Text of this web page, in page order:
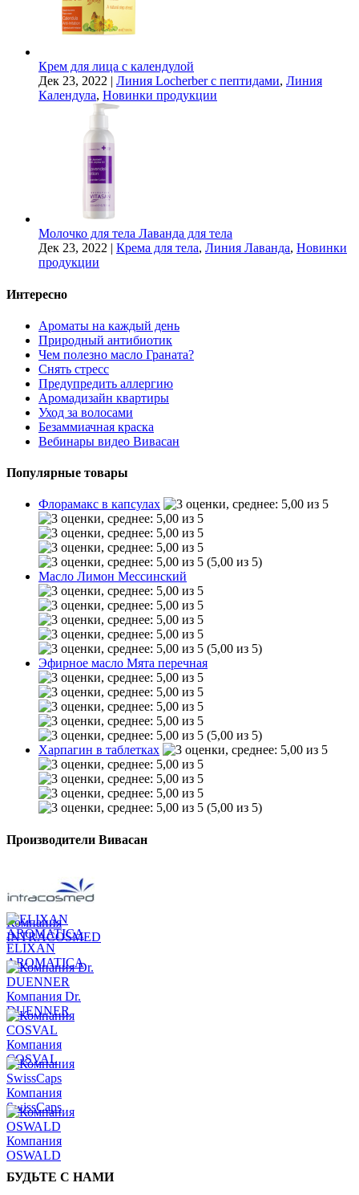
Крем для лица с календулой
Дек 23, 2022 | Линия Locherber с пептидами, Линия
Календула, Новинки продукции
Молочко для тела Лаванда для тела
Дек 23, 2022 | Крема для тела, Линия Лаванда, Новинки
продукции
Интересно
Ароматы на каждый день
Природный антибиотик
Чем полезно масло Граната?
Снять стресс
Предупредить аллергию
Аромадизайн квартиры
Уход за волосами
Безаммиачная краска
Вебинары видео Вивасан
Популярные товары
Флорамакс в капсулах
(5,00 из 5)
Масло Лимон Мессинский
(5,00 из 5)
Эфирное масло Мята перечная
(5,00 из 5)
Харпагин в таблетках
(5,00 из 5)
Производители Вивасан
Компания
INTRACOSMED
ELIXAN
AROMATICA
Компания Dr.
DUENNER
Компания
COSVAL
Компания
SwissCaps
Компания
OSWALD
БУДЬТЕ С НАМИ